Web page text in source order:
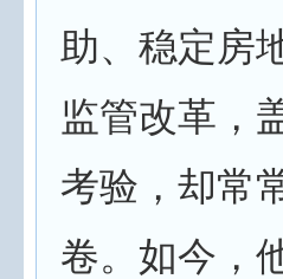
助、稳定房
监管改革，
考验，却常
卷。如今，